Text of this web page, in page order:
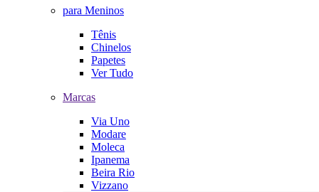
para Meninos
Tênis
Chinelos
Papetes
Ver Tudo
Marcas
Via Uno
Modare
Moleca
Ipanema
Beira Rio
Vizzano